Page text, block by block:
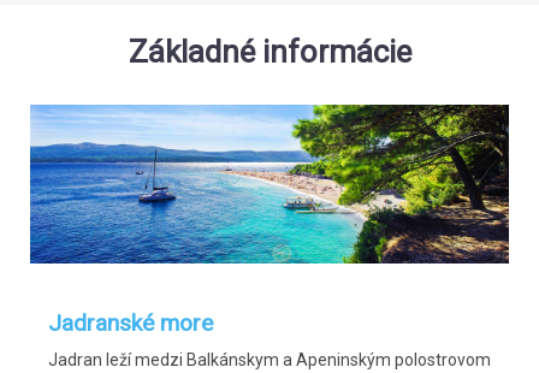
Základné informácie
Jadranské more
Jadran leží medzi Balkánskym a Apeninským polostrovom